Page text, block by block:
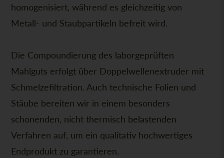
homogenisiert, während es gleichzeitig von
Metall- und Staubpartikeln befreit wird.
Die Compoundierung des laborgeprüften
Mahlguts erfolgt über Doppelwellenextruder mit
Schmelzefiltration. Auch technische Folien und
Stäube bereiten wir in einem besonders
schonenden, nicht thermisch belastenden
Verfahren auf, um ein qualitativ hochwertiges
Endprodukt zu garantieren.